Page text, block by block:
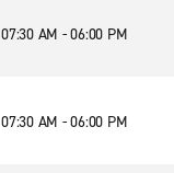
07:30 AM - 06:00 PM
07:30 AM - 06:00 PM